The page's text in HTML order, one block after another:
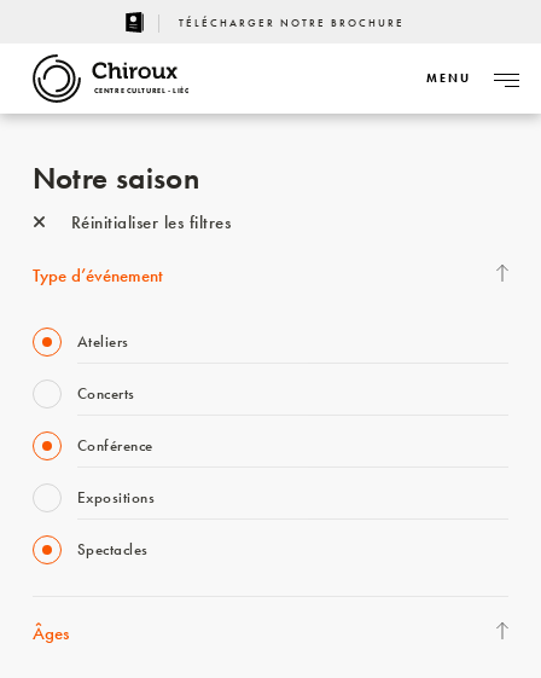
TÉLÉCHARGER NOTRE BROCHURE
CENTRE CULTUREL - LIÈGE
MENU
Notre saison
Réinitialiser les filtres
Type d’événement
Ateliers
Concerts
Conférence
Expositions
Spectacles
Âges